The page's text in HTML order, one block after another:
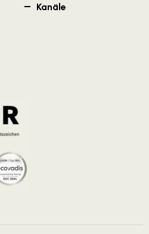
Kanäle